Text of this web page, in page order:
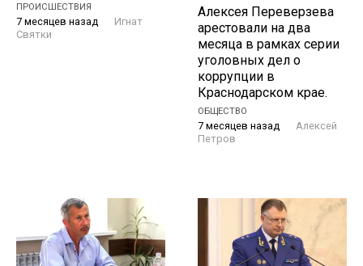
ПРОИСШЕСТВИЯ
7 месяцев назад
Игнат
Святки
Алексея Переверзева
арестовали на два
месяца в рамках серии
уголовных дел о
коррупции в
Краснодарском крае.
ОБЩЕСТВО
7 месяцев назад
Алексей
Петров